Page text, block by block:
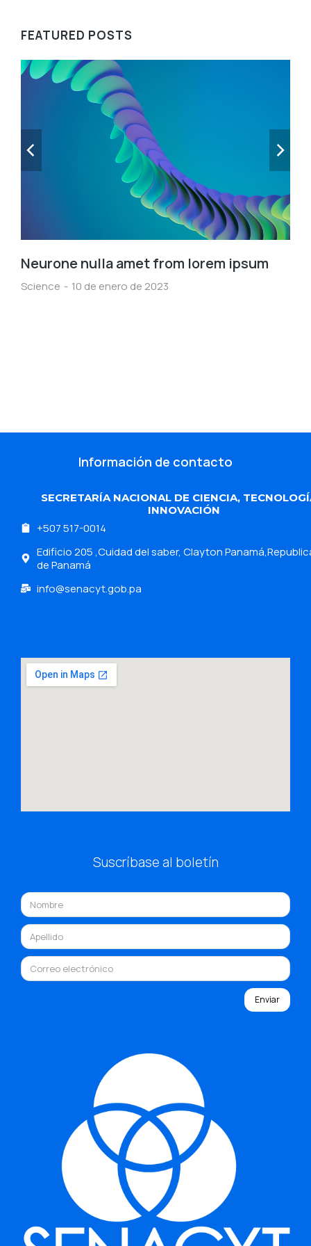
FEATURED POSTS
Neurone nulla amet from lorem ipsum
Science 10 de enero de 2023
Información de contacto
SECRETARÍA NACIONAL DE CIENCIA,
INNOVACIÓN
+507 517-0014
Edificio 205 ,Cuidad del saber, Clayton
de Panamá
info@senacyt.gob.pa
Suscríbase al boletín
Enviar